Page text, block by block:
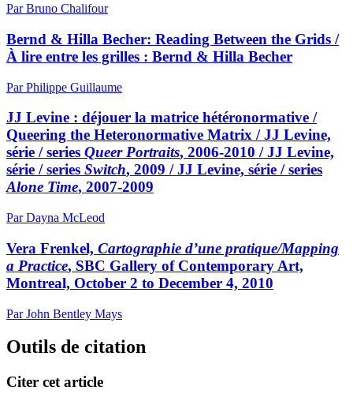
Par Bruno Chalifour
Bernd & Hilla Becher: Reading Between the Grids /
À lire entre les grilles : Bernd & Hilla Becher
Par Philippe Guillaume
JJ Levine : déjouer la matrice hétéronormative /
Queering the Heteronormative Matrix / JJ Levine,
série / series Queer Portraits, 2006-2010 / JJ Levine,
série / series Switch, 2009 / JJ Levine, série / series
Alone Time, 2007-2009
Par Dayna McLeod
Vera Frenkel, Cartographie d’une pratique/Mapping
a Practice, SBC Gallery of Contemporary Art,
Montreal, October 2 to December 4, 2010
Par John Bentley Mays
Outils de citation
Citer cet article